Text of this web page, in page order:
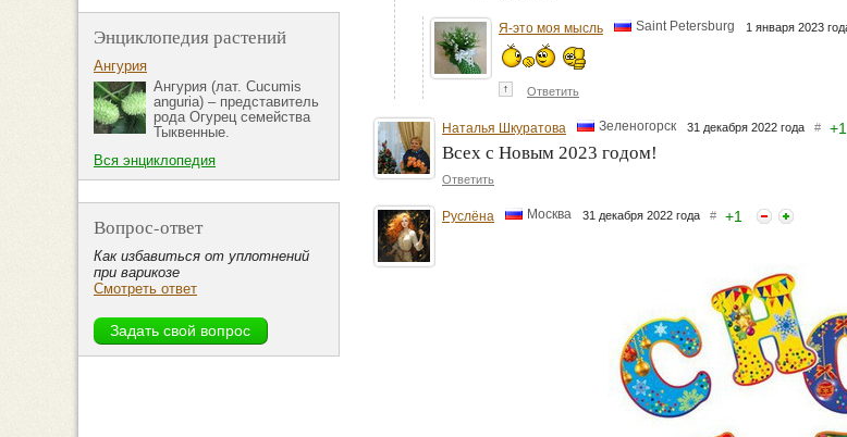
Я-это моя мысль Saint Petersburg 1 января 2023
↑ Ответить
Наталья Шкуратова Зеленогорск 31 декабря 2022 года # +1
Всех с Новым 2023 годом!
Ответить
Руслёна Москва 31 декабря 2022 года # +1
Энциклопедия растений
Ангурия
Ангурия (лат. Cucumis
anguria) – представитель
рода Огурец семейства
Тыквенные.
Вся энциклопедия
Вопрос-ответ
Как избавиться от уплотнений
при варикозе
Смотреть ответ